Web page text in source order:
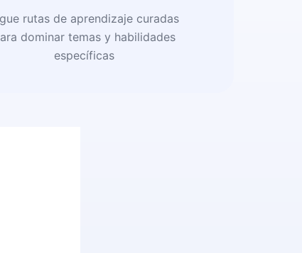
rutas de aprendizaje curadas
dominar temas y habilidades
específicas